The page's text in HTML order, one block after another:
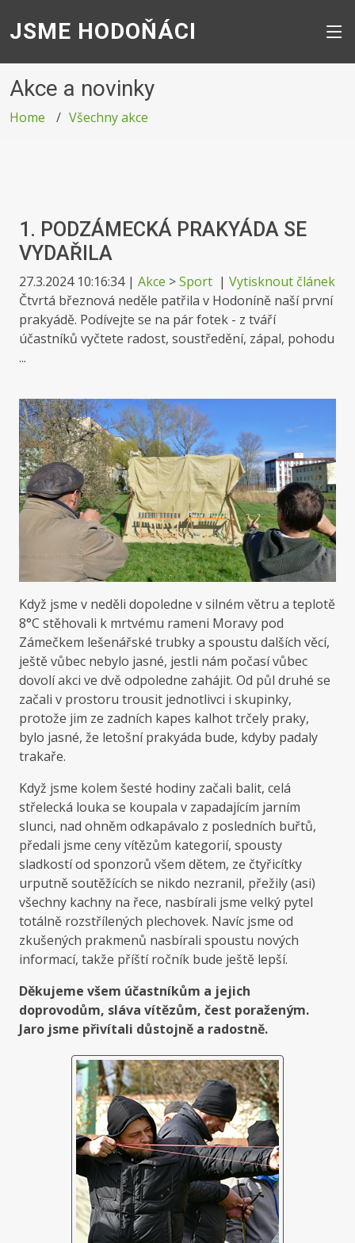
JSME HODOŇÁCI
Akce a novinky
Home Všechny akce
1. PODZÁMECKÁ PRAKYÁDA SE
VYDAŘILA
27.3.2024 10:16:34| Akce >Sport | Vytisknout článek
Čtvrtá březnová neděle patřila v Hodoníně naší první
prakyádě. Podívejte se na pár fotek - z tváří
účastníků vyčtete radost, soustředění, zápal, pohodu
...
Když jsme v neděli dopoledne v silném větru a teplotě
8°C stěhovali k mrtvému rameni Moravy pod
Zámečkem lešenářské trubky a spoustu dalších věcí,
ještě vůbec nebylo jasné, jestli nám počasí vůbec
dovolí akci ve dvě odpoledne zahájit. Od půl druhé se
začali v prostoru trousit jednotlivci i skupinky,
protože jim ze zadních kapes kalhot trčely praky,
bylo jasné, že letošní prakyáda bude, kdyby padaly
trakaře.
Když jsme kolem šesté hodiny začali balit, celá
střelecká louka se koupala v zapadajícím jarním
slunci, nad ohněm odkapávalo z posledních buřtů,
předali jsme ceny vítězům kategorií, spousty
sladkostí od sponzorů všem dětem, ze čtyřicítky
urputně soutěžících se nikdo nezranil, přežily (asi)
všechny kachny na řece, nasbírali jsme velký pytel
totálně rozstřílených plechovek. Navíc jsme od
zkušených prakmenů nasbírali spoustu nových
informací, takže příští ročník bude ještě lepší.
Děkujeme všem účastníkům a jejich
doprovodům, sláva vítězům, čest poraženým.
Jaro jsme přivítali důstojně a radostně.